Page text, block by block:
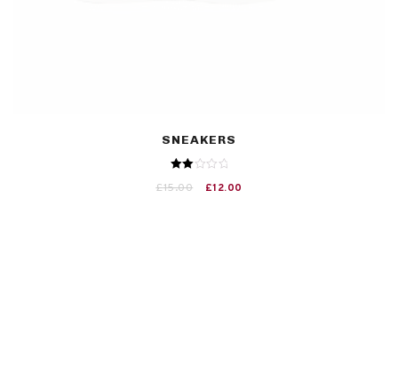
SNEAKERS
tuotteesta:
£15.00 £12.00